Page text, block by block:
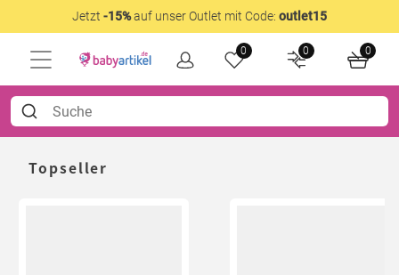
Jetzt -15%auf unser Outlet mit Code: outlet15
0 0 0
Topseller